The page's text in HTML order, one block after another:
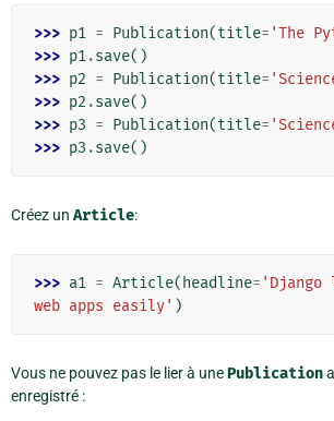
>>> p1 = Publication(title= 'The
>>> p1.save()
>>> p2 = Publication(title=
>>> p2 .save()
>>> p3 = Publication(title=
>>> p3 .save()
Créez un Article:
>>> a1 = Article( headline=
web apps easily' )
Vous ne pouvez pas le lier à unePublication
enregistré :